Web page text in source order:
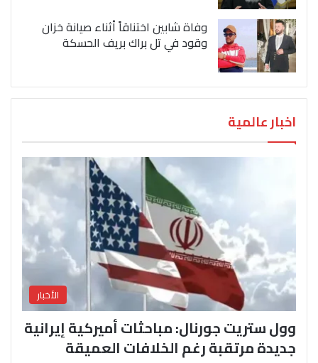
وفاة شابين اختناقاً أثناء صيانة خزان
وقود في تل براك بريف الحسكة
اخبار عالمية
الأخبار
وول ستريت جورنال: مباحثات أميركية إيرانية
جديدة مرتقبة رغم الخلافات العميقة